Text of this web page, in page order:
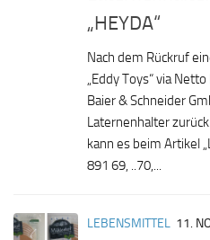
„HEYDA“
Nach dem Rückruf
„Eddy Toys“ via
Baier & Schneider
Laternenhalter
kann es beim Artikel
891 69, ..70,...
LEBENSMITTEL 11.